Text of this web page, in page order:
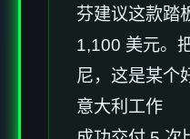
芬建议这款踏
1,100 美元。
尼，这是某个
意大利工作